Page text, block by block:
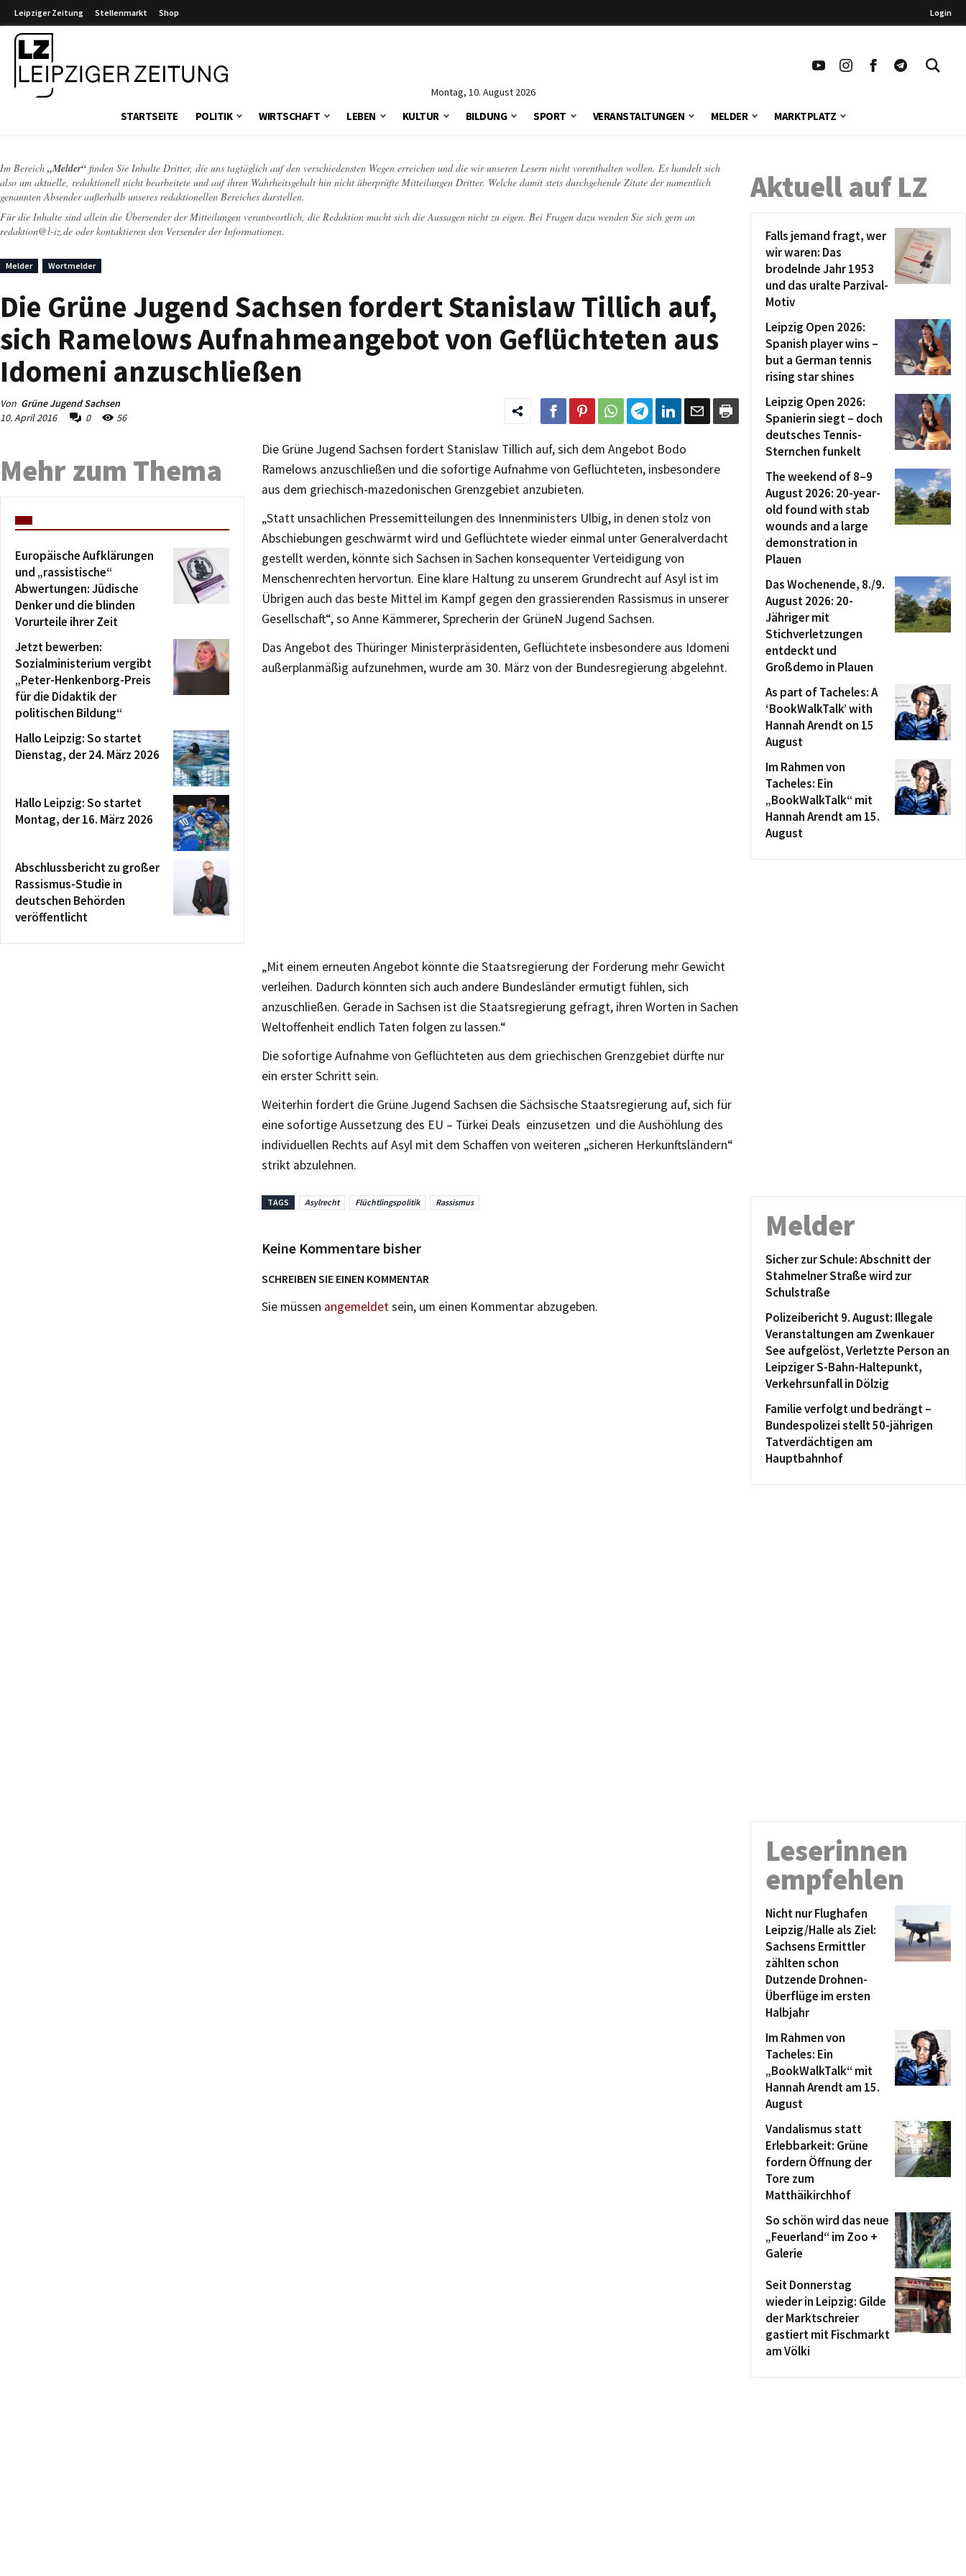
Leipziger Zeitung Stellenmarkt Shop Login
Montag, 10. August 2026
STARTSEITE POLITIK WIRTSCHAFT LEBEN KULTUR BILDUNG SPORT VERANSTALTUNGEN MELDER MARKTPLATZ
Im Bereich „Melder“ finden Sie Inhalte Dritter, die uns tagtäglich auf den verschiedensten Wegen erreichen und die wir unseren Lesern nicht vorenthalten wollen. Es handelt sich
also um aktuelle, redaktionell nicht bearbeitete und auf ihren Wahrheitsgehalt hin nicht überprüfte Mitteilungen Dritter. Welche damit stets durchgehende Zitate der namentlich
genannten Absender außerhalb unseres redaktionellen Bereiches darstellen.
Für die Inhalte sind allein die Übersender der Mitteilungen verantwortlich, die Redaktion macht sich die Aussagen nicht zu eigen. Bei Fragen dazu wenden Sie sich gern an
redaktion@l-iz.de oder kontaktieren den Versender der Informationen.
Melder Wortmelder
Die Grüne Jugend Sachsen fordert Stanislaw Tillich auf,
sich Ramelows Aufnahmeangebot von Geflüchteten aus
Idomeni anzuschließen
Von Grüne Jugend Sachsen
10. April 2016
0 56
Die Grüne Jugend Sachsen fordert Stanislaw Tillich auf, sich dem Angebot Bodo
Ramelows anzuschließen und die sofortige Aufnahme von Geflüchteten, insbesondere
aus dem griechisch-mazedonischen Grenzgebiet anzubieten.
„Statt unsachlichen Pressemitteilungen des Innenministers Ulbig, in denen stolz von
Abschiebungen geschwärmt wird und Geflüchtete wieder einmal unter Generalverdacht
gestellt werden, könnte sich Sachsen in Sachen konsequenter Verteidigung von
Menschenrechten hervortun. Eine klare Haltung zu unserem Grundrecht auf Asyl ist im
Übrigen auch das beste Mittel im Kampf gegen den grassierenden Rassismus in unserer
Gesellschaft“, so Anne Kämmerer, Sprecherin der GrüneN Jugend Sachsen.
Das Angebot des Thüringer Ministerpräsidenten, Geflüchtete insbesondere aus Idomeni
außerplanmäßig aufzunehmen, wurde am 30. März von der Bundesregierung abgelehnt.
„Mit einem erneuten Angebot könnte die Staatsregierung der Forderung mehr Gewicht
verleihen. Dadurch könnten sich auch andere Bundesländer ermutigt fühlen, sich
anzuschließen. Gerade in Sachsen ist die Staatsregierung gefragt, ihren Worten in Sachen
Weltoffenheit endlich Taten folgen zu lassen.“
Die sofortige Aufnahme von Geflüchteten aus dem griechischen Grenzgebiet dürfte nur
ein erster Schritt sein.
Weiterhin fordert die Grüne Jugend Sachsen die Sächsische Staatsregierung auf, sich für
eine sofortige Aussetzung des EU – Türkei Deals einzusetzen und die Aushöhlung des
individuellen Rechts auf Asyl mit dem Schaffen von weiteren „sicheren Herkunftsländern“
strikt abzulehnen.
TAGS Asylrecht Flüchtlingspolitik Rassismus
Keine Kommentare bisher
SCHREIBEN SIE EINEN KOMMENTAR
Sie müssen angemeldetsein, um einen Kommentar abzugeben.
Mehr zum Thema
Europäische Aufklärungen
und „rassistische“
Abwertungen: Jüdische
Denker und die blinden
Vorurteile ihrer Zeit
Jetzt bewerben:
Sozialministerium vergibt
„Peter-Henkenborg-Preis
für die Didaktik der
politischen Bildung“
Hallo Leipzig: So startet
Dienstag, der 24. März 2026
Hallo Leipzig: So startet
Montag, der 16. März 2026
Abschlussbericht zu großer
Rassismus-Studie in
deutschen Behörden
veröffentlicht
Aktuell auf LZ
Falls jemand fragt, wer
wir waren: Das
brodelnde Jahr 1953
und das uralte Parzival-
Motiv
Leipzig Open 2026:
Spanish player wins –
but a German tennis
rising star shines
Leipzig Open 2026:
Spanierin siegt – doch
deutsches Tennis-
Sternchen funkelt
The weekend of 8–9
August 2026: 20-year-
old found with stab
wounds and a large
demonstration in
Plauen
Das Wochenende, 8./9.
August 2026: 20-
Jähriger mit
Stichverletzungen
entdeckt und
Großdemo in Plauen
As part of Tacheles: A
‘BookWalkTalk’ with
Hannah Arendt on 15
August
Im Rahmen von
Tacheles: Ein
„BookWalkTalk“ mit
Hannah Arendt am 15.
August
Melder
Sicher zur Schule: Abschnitt der
Stahmelner Straße wird zur
Schulstraße
Polizeibericht 9. August: Illegale
Veranstaltungen am Zwenkauer
See aufgelöst, Verletzte Person an
Leipziger S-Bahn-Haltepunkt,
Verkehrsunfall in Dölzig
Familie verfolgt und bedrängt –
Bundespolizei stellt 50-jährigen
Tatverdächtigen am
Hauptbahnhof
Leserinnen
empfehlen
Nicht nur Flughafen
Leipzig/Halle als Ziel:
Sachsens Ermittler
zählten schon
Dutzende Drohnen-
Überflüge im ersten
Halbjahr
Im Rahmen von
Tacheles: Ein
„BookWalkTalk“ mit
Hannah Arendt am 15.
August
Vandalismus statt
Erlebbarkeit: Grüne
fordern Öffnung der
Tore zum
Matthäikirchhof
So schön wird das neue
„Feuerland“ im Zoo +
Galerie
Seit Donnerstag
wieder in Leipzig: Gilde
der Marktschreier
gastiert mit Fischmarkt
am Völki